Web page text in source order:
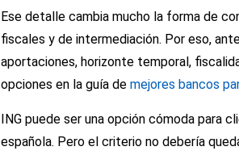
Ese detalle cambia mucho la forma de
fiscales y de intermediación. Por eso,
aportaciones, horizonte temporal,
opciones en la guía de mejores bancos
ING puede ser una opción cómoda para
española. Pero el criterio no debería